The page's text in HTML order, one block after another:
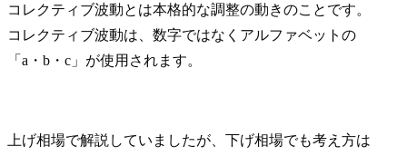
コレクティブ波動とは本格的な調整の動きのことです。
コレクティブ波動は、数字ではなくアルファベットの
「a・b・c」が使用されます。
上げ相場で解説していましたが、下げ相場でも考え方は